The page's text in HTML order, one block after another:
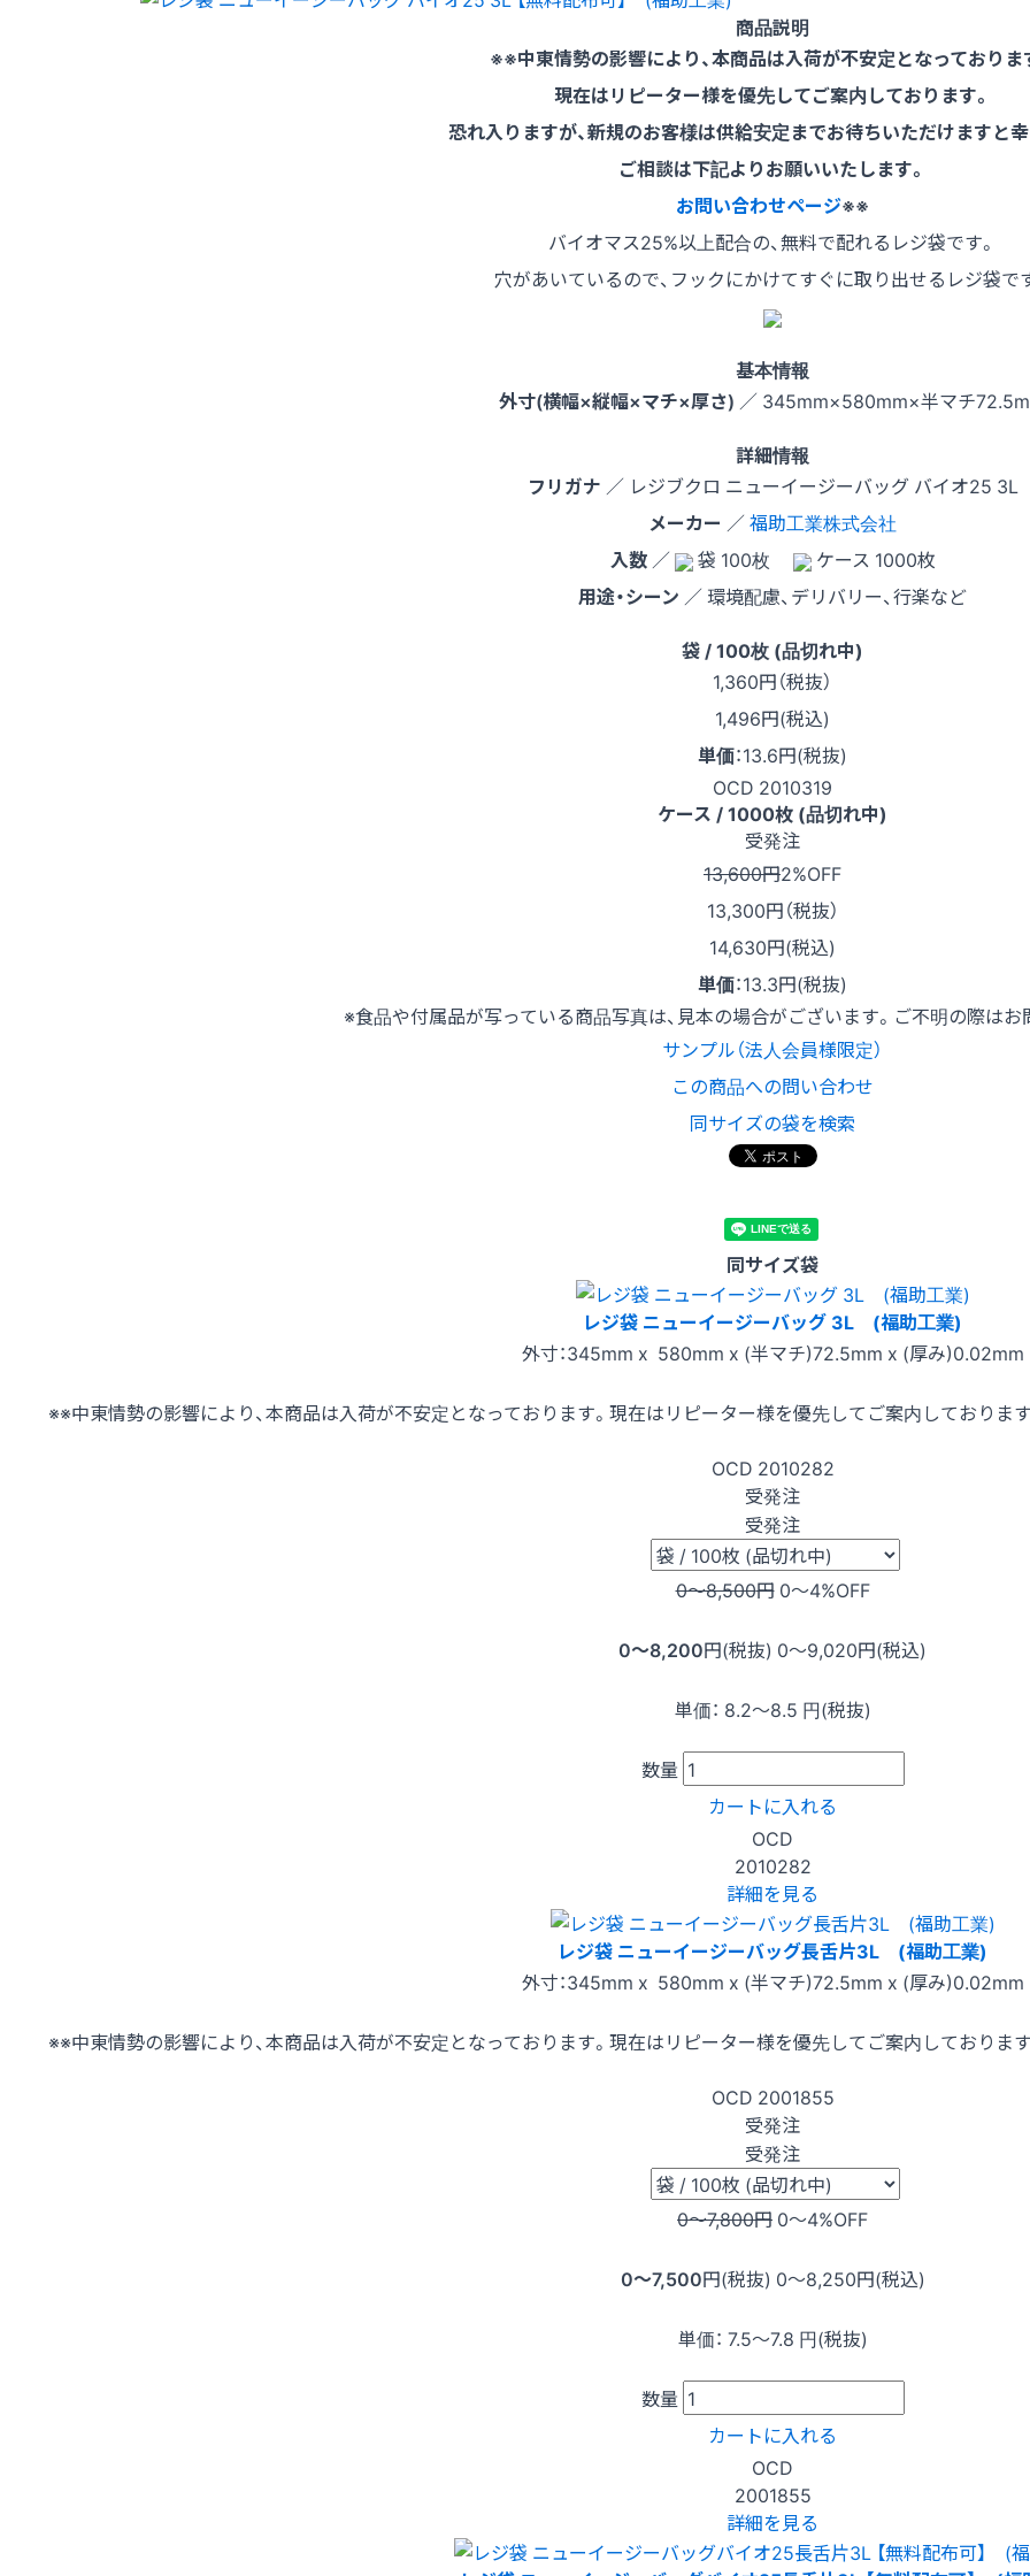
商品説明
※※中東情勢の影響により、本商品は入荷が不安定となっておりま
現在はリピーター様を優先してご案内しております。
恐れ入りますが、新規のお客様は供給安定までお待ちいただけますと幸
ご相談は下記よりお願いいたします。
お問い合わせページ※※
バイオマス25%以上配合の、無料で配れるレジ袋です。
穴があいているので、フックにかけてすぐに取り出せるレジ袋で
基本情報
外寸(横幅×縦幅×マチ×厚さ) ／ 345mm×580mm×半マチ
詳細情報
フリガナ ／ レジブクロ ニューイージーバッグ バイオ25 3L
メーカー ／福助工業株式会社
入数／ 袋 100枚
ケース 1000枚
用途・シーン ／ 環境配慮、デリバリー、行楽など
袋 / 100枚 (品切れ中)
1,360円（税抜）
1,496円(税込)
単価：13.6円(税抜)
OCD 2010319
ケース / 1000枚 (品切れ中)
受発注
13,600円2%OFF
13,300円（税抜）
14,630円(税込)
単価：13.3円(税抜)
※食品や付属品が写っている商品写真は、見本の場合がございます。ご不明の際はお
サンプル（法人会員様限定）
この商品への問い合わせ
同サイズの袋を検索
同サイズ袋
レジ袋 ニューイージーバッグ 3L (福助工業)
外寸：345mm x 580mm x (半マチ)72.5mm x (厚み)0.02mm
※※中東情勢の影響により、本商品は入荷が不安定となっております。現在はリピーター様を優先してご案内しており
OCD 2010282
受発注
受発注
0〜8,500円 0〜4%OFF
0〜8,200円(税抜) 0〜9,020円(税込)
単価： 8.2〜8.5 円(税抜)
数量
カートに入れる
OCD
2010282
詳細を見る
レジ袋 ニューイージーバッグ長舌片3L (福助工業)
外寸：345mm x 580mm x (半マチ)72.5mm x (厚み)0.02mm
※※中東情勢の影響により、本商品は入荷が不安定となっております。現在はリピーター様を優先してご案内しており
OCD 2001855
受発注
受発注
0〜7,800円 0〜4%OFF
0〜7,500円(税抜) 0〜8,250円(税込)
単価： 7.5〜7.8 円(税抜)
数量
カートに入れる
OCD
2001855
詳細を見る